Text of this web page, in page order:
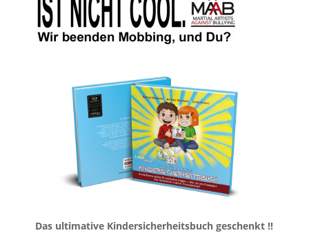
Das ultimative Kindersicherheitsbuch geschenkt !!